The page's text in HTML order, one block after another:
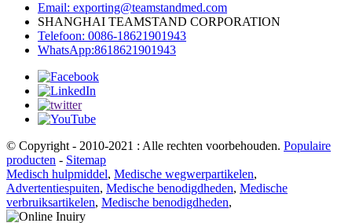
Email: exporting@teamstandmed.com
SHANGHAI TEAMSTAND CORPORATION
Telefoon: 0086-18621901943
WhatsApp:8618621901943
© Copyright - 2010-2021 : Alle rechten voorbehouden. Populaire
producten - Sitemap
Medisch hulpmiddel, Medische wegwerpartikelen,
Advertentiespuiten, Medische benodigdheden, Medische
verbruiksartikelen, Medische benodigdheden,